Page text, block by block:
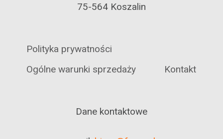
75-564 Koszalin
Polityka prywatności
Ogólne warunki sprzedaży
Kontakt
Dane kontaktowe